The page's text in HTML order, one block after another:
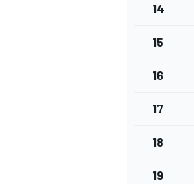
14
15
16
17
18
19